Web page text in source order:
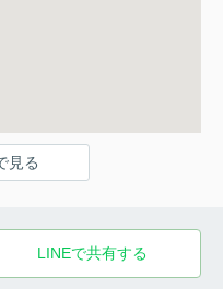
見る
LINEで共有する